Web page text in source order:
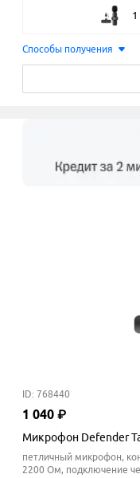
Способы получения
ID: 768440
1 040 ₽
Микрофон Defender
петличный микрофон,
2200 Ом, подключение